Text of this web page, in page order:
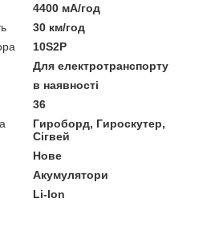
4400 мА/год
30 км/год
10S2P
Для електротранспорту
в наявності
36
Гироборд, Гироскутер,
Сігвей
Нове
Акумулятори
Li-Ion